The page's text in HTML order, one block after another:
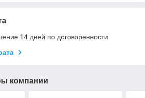
14 дней по договоренности
компании